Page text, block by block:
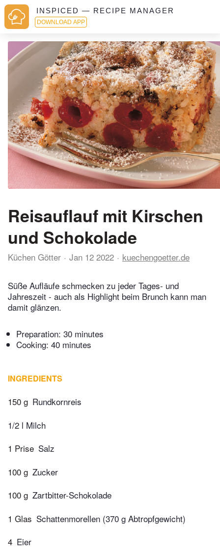
INSPICED — RECIPE MANAGER
DOWNLOAD APP
Reisauflauf mit Kirschen
und Schokolade
Küchen Götter Jan 12 2022 kuechengoetter.de
Süße Aufläufe schmecken zu jeder Tages- und
Jahreszeit - auch als Highlight beim Brunch kann man
damit glänzen.
Preparation: 30 minutes
Cooking: 40 minutes
INGREDIENTS
150 g Rundkornreis
1/2 l Milch
1 Prise Salz
100 g Zucker
100 g Zartbitter-Schokolade
1 Glas Schattenmorellen (370 g Abtropfgewicht)
4 Eier